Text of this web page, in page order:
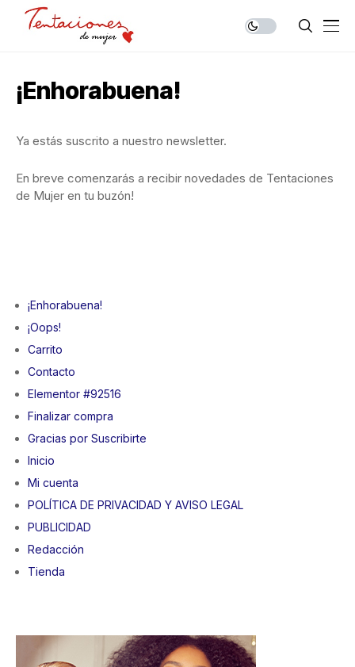
¡Enhorabuena!
Ya estás suscrito a nuestro newsletter.
En breve comenzarás a recibir novedades de Tentaciones
de Mujer en tu buzón!
¡Enhorabuena!
¡Oops!
Carrito
Contacto
Elementor #92516
Finalizar compra
Gracias por Suscribirte
Inicio
Mi cuenta
POLÍTICA DE PRIVACIDAD Y AVISO LEGAL
PUBLICIDAD
Redacción
Tienda